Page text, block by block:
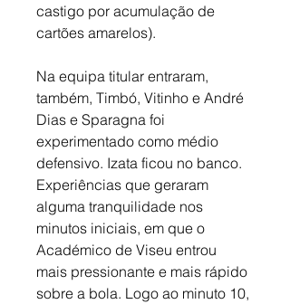
castigo por acumulação de
cartões amarelos).
Na equipa titular entraram,
também, Timbó, Vitinho e André
Dias e Sparagna foi
experimentado como médio
defensivo. Izata ficou no banco.
Experiências que geraram
alguma tranquilidade nos
minutos iniciais, em que o
Académico de Viseu entrou
mais pressionante e mais rápido
sobre a bola. Logo ao minuto 10,